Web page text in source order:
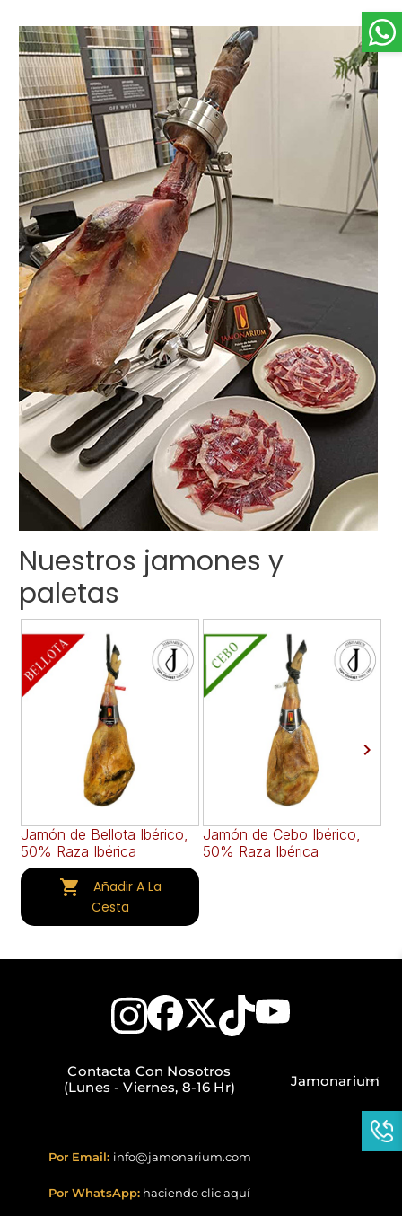
Nuestros jamones y
paletas
Jamón de Bellota Ibérico,
50% Raza Ibérica

Cesta
Jamón de Cebo Ibérico,
50% Raza Ibérica

Contacta Con Nosotros
(Lunes - Viernes, 8-16 Hr)
Por Email: info@jamonarium.com
Por WhatsApp: haciendo clic aquí
Jamonarium